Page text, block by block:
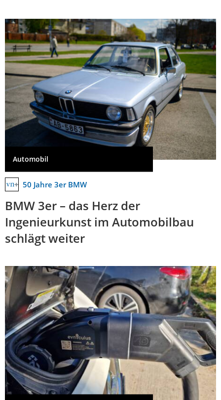
Automobil
50 Jahre 3er BMW
BMW 3er – das Herz der
Ingenieurkunst im Automobilbau
schlägt weiter